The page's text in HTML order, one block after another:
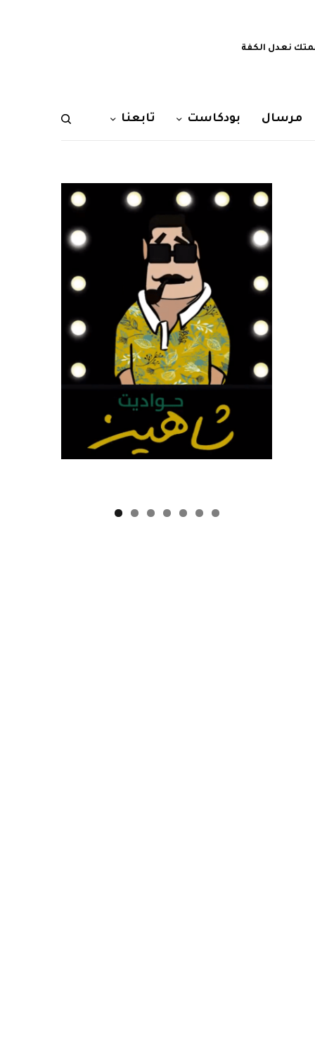
نعدل الكفة
مرسال بودكاست تابعنا